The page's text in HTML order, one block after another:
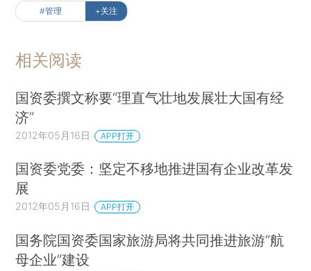
#管理 +关注
相关阅读
国资委撰文称要“理直气壮地发展壮大国有经
济”
2012年05月16日 APP打开
国资委党委：坚定不移地推进国有企业改革发
展
2012年05月16日 APP打开
国务院国资委国家旅游局将共同推进旅游“航
母企业”建设